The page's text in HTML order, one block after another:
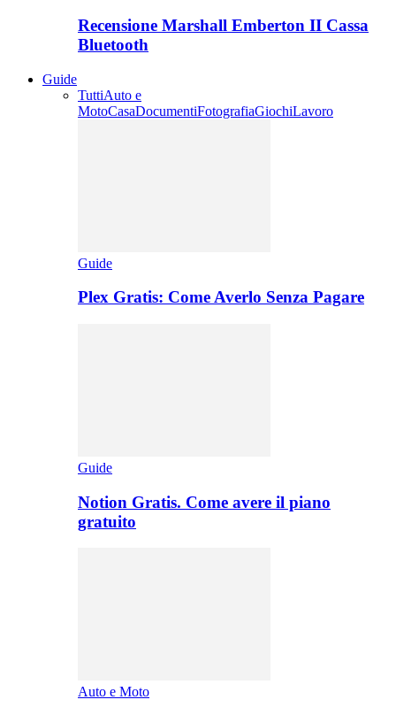
Recensione Marshall Emberton II Cassa
Bluetooth
Guide
TuttiAuto e
MotoCasaDocumentiFotografiaGiochiLavoro
Guide
Plex Gratis: Come Averlo Senza Pagare
Guide
Notion Gratis. Come avere il piano
gratuito
Auto e Moto